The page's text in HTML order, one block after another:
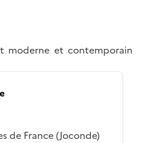
moderne et contemporain
de France (Joconde)